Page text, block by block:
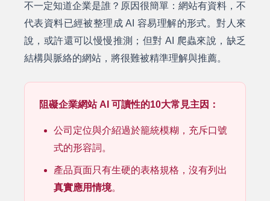
不一定知道企業是誰？原因很簡單：網站有資料，不
代表資料已經被整理成 AI 容易理解的形式。對人來
說，或許還可以慢慢推測；但對 AI 爬蟲來說，缺乏
結構與脈絡的網站，將很難被精準理解與推薦。
阻礙企業網站 AI 可讀性的10大常見主因：
公司定位與介紹過於籠統模糊，充斥口號
式的形容詞。
產品頁面只有生硬的表格規格，沒有列出
真實應用情境。